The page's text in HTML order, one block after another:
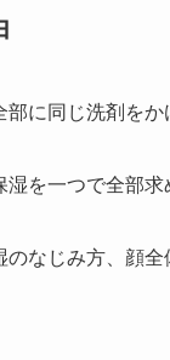
に同じ洗剤をか
を一つで全部求
なじみ方、顔